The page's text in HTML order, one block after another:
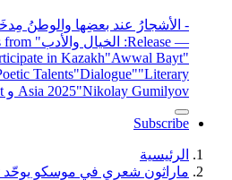
- الأشجارُ عند بعضِها والوطنُ
— Release
: الخيال والأدب
from
in Kazakh"Awwal Bayt"
Talents"Dialogue""Literary
Asia 2025"Nikolay Gumilyov و poet
Subscribe
الرئيسية
ماراثون شعري في موسكو يوحّد